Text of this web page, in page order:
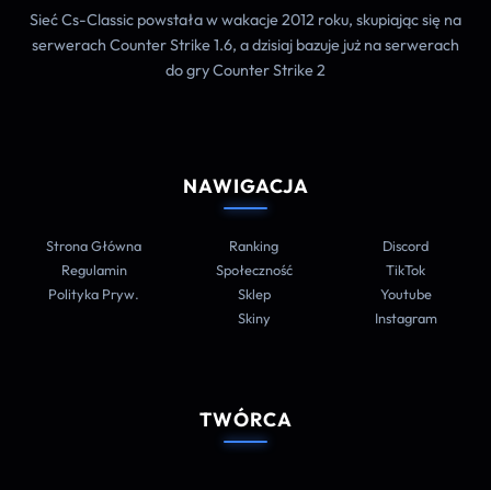
Sieć Cs-Classic powstała w wakacje 2012 roku, skupiając się na
serwerach Counter Strike 1.6, a dzisiaj bazuje już na serwerach
do gry Counter Strike 2
NAWIGACJA
Strona Główna
Regulamin
Polityka Pryw.
Ranking
Społeczność
Sklep
Skiny
Discord
TikTok
Youtube
Instagram
TWÓRCA